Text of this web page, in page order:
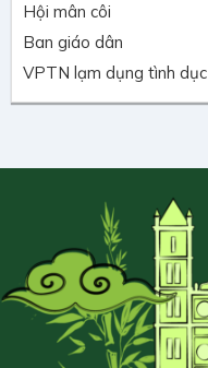
Hội mân côi
Ban giáo dân
VPTN lạm dụng tình dục